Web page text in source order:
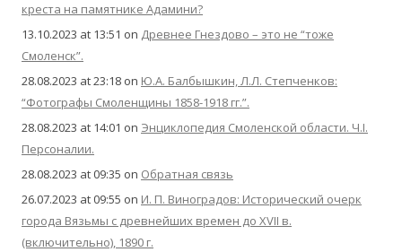
креста на памятнике Адамини?
13.10.2023 at 13:51 on Древнее Гнездово – это не “тоже
Смоленск”.
28.08.2023 at 23:18 on Ю.А. Балбышкин, Л.Л. Степченков:
“Фотографы Смоленщины 1858-1918 гг.”.
28.08.2023 at 14:01 on Энциклопедия Смоленской области. Ч.I.
Персоналии.
28.08.2023 at 09:35 on Обратная связь
26.07.2023 at 09:55 on И. П. Виноградов: Исторический очерк
города Вязьмы с древнейших времен до XVII в.
(включительно), 1890 г.